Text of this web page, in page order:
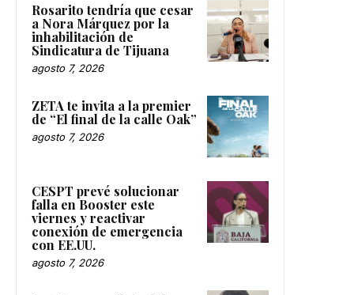
Rosarito tendría que cesar
a Nora Márquez por la
inhabilitación de
Sindicatura de Tijuana
agosto 7, 2026
ZETA te invita a la premier
de “El final de la calle Oak”
agosto 7, 2026
CESPT prevé solucionar
falla en Booster este
viernes y reactivar
conexión de emergencia
con EE.UU.
agosto 7, 2026